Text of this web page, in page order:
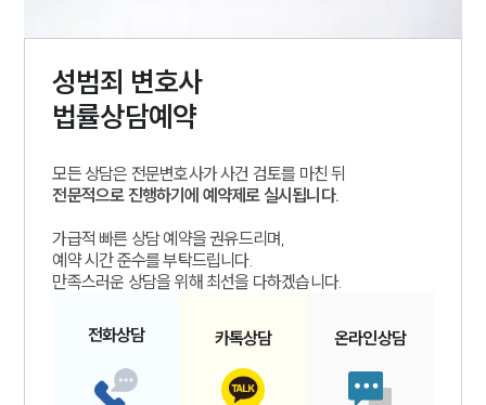
성범죄 변호사
법률상담예약
모든 상담은 전문변호사가 사건 검토를 마친 뒤
전문적으로 진행하기에 예약제로 실시됩니다.
가급적 빠른 상담 예약을 권유드리며,
예약 시간 준수를 부탁드립니다.
만족스러운 상담을 위해 최선을 다하겠습니다.
전화상담 카톡상담 온라인상담